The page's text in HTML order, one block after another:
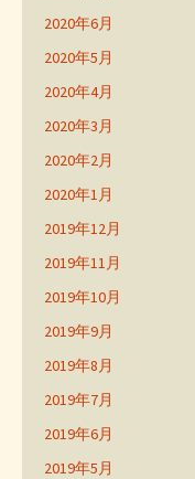
2020年6月
2020年5月
2020年4月
2020年3月
2020年2月
2020年1月
2019年12月
2019年11月
2019年10月
2019年9月
2019年8月
2019年7月
2019年6月
2019年5月